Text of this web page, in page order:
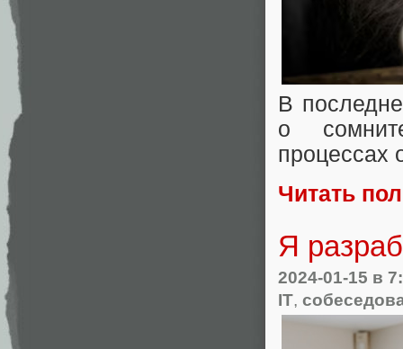
В
о
процессах
Читать
Я
2024-01-15 в
IT,